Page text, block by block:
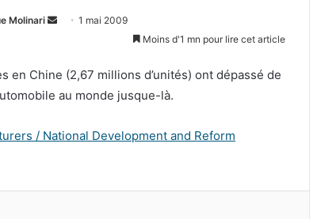
Molinari
Envoyer1 mai 2009
Moins d'1 mn pour lire cet article
en Chine (2,67 millions d’unités) ont dépassé de
au monde jusque-là.
/ National Development and Reform